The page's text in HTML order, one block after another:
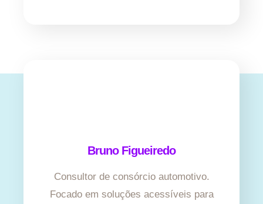
Bruno Figueiredo
Consultor de consórcio automotivo.
Focado em soluções acessíveis para